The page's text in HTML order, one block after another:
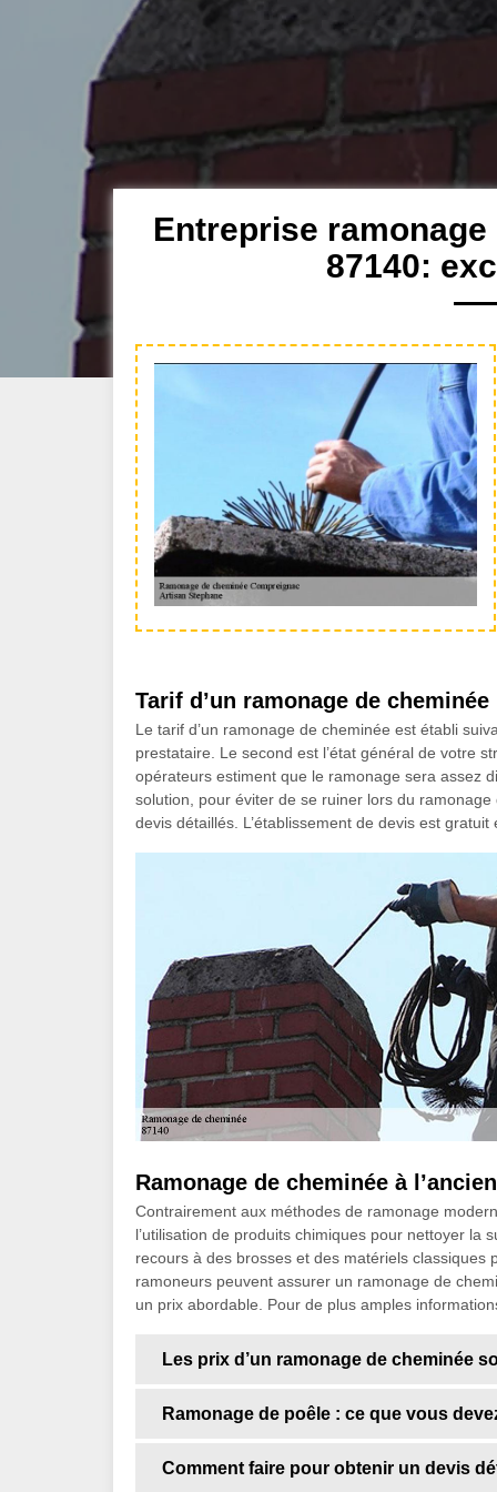
Entreprise
87140:
Tarif d’un ramonage de
Le tarif d’un ramonage de cheminée est établi
prestataire. Le second est l’état général de votre
opérateurs estiment que le ramonage sera assez
solution, pour éviter de se ruiner lors du
devis détaillés. L’établissement de devis est
Ramonage de cheminée à
Contrairement aux méthodes de ramonage
l’utilisation de produits chimiques pour nettoyer
recours à des brosses et des matériels
ramoneurs peuvent assurer un ramonage de
un prix abordable. Pour de plus amples
Les prix d’un ramonage de cheminée
Ramonage de poêle : ce que vous
Comment faire pour obtenir un devis